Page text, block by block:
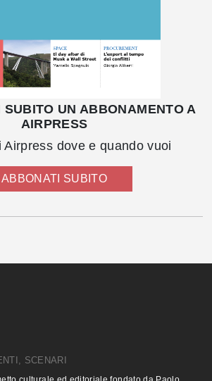
SUBITO UN ABBONAMENTO A
AIRPRESS
Airpress dove e quando vuoi
ABBONATI SUBITO
SCENARI